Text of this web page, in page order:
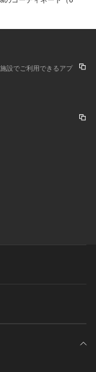
設でご利用できるアプ